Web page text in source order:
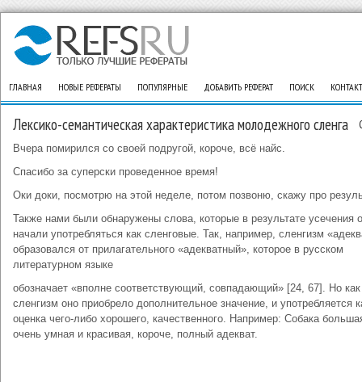
ГЛАВНАЯ НОВЫЕ РЕФЕРАТЫ ПОПУЛЯРНЫЕ ДОБАВИТЬ РЕФЕРАТ ПОИСК
Лексико-семантическая характеристика молодежного сленга
Вчера помирился со своей подругой, короче, всё найс.
Спасибо за суперски проведенное время!
Оки доки, посмотрю на этой неделе, потом позвоню, скажу про
Также нами были обнаружены слова, которые в результате усечения
начали употребляться как сленговые. Так, например, сленгизм
образовался от прилагательного «адекватный», которое в русском
литературном языке
обозначает «вполне соответствующий, совпадающий» [24, 67]. Но как
сленгизм оно приобрело дополнительное значение, и употребляется
оценка чего-либо хорошего, качественного. Например: Собака
очень умная и красивая, короче, полный адекват.